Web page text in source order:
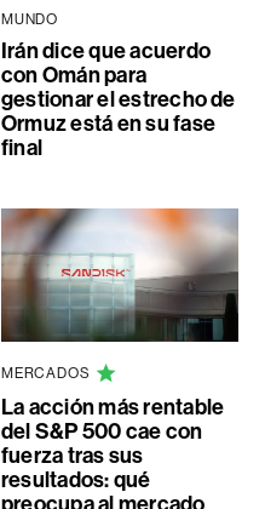
MUNDO
Irán dice que acuerdo
con Omán para
gestionar el estrecho de
Ormuz está en su fase
final
MERCADOS
La acción más rentable
del S&P 500 cae con
fuerza tras sus
resultados: qué
preocupa al mercado